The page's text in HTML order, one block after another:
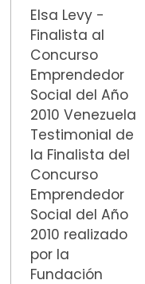
Elsa Levy -
Finalista al
Concurso
Emprendedor
Social del Año
2010 Venezuela
Testimonial de
la Finalista del
Concurso
Emprendedor
Social del Año
2010 realizado
por la
Fundación